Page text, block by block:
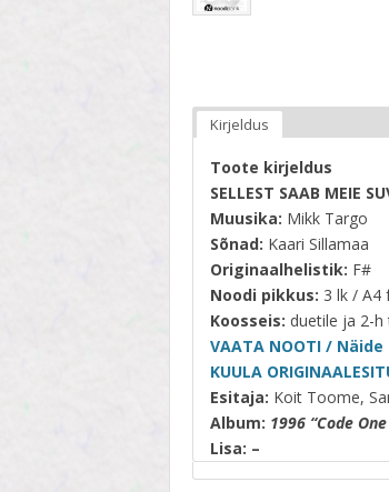
Kirjeldus
Toote kirjeldus
SELLEST SAAB MEIE
Muusika: Mikk Targo
Sõnad: Kaari Sillamaa
Originaalhelistik: F#
Noodi pikkus: 3 lk / A4
Koosseis: duetile ja 2-h
VAATA NOOTI / Näide
KUULA
Esitaja: Koit Toome,
Album: 1996 “Code
Lisa: –